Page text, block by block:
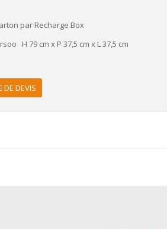
par Recharge Box
H 79 cm x P 37,5 cm x L 37,5 cm
DE DEVIS